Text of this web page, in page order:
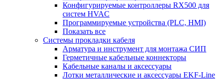
Конфигурируемые контроллеры RX500 для
систем HVAC
Программируемые устройства (PLC, HMI)
Показать все
Системы прокладки кабеля
Арматура и инструмент для монтажа СИП
Герметичные кабельные коннекторы
Кабельные каналы и аксессуары
Лотки металлические и аксессуары EKF-Line